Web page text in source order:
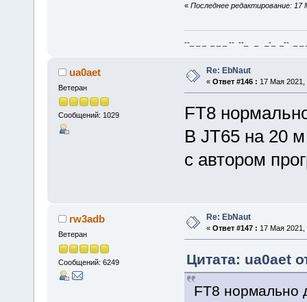
« Последнее редактирование: 17
--_ _ _ _ _ _ -- --_ _ _-_ _-- _ _
ua0aet
Ветеран
Сообщений: 1029
Re: EbNaut
« Ответ #146 : 17 Мая 2021,
FT8
В JT65 на 20
с автором
rw3adb
Ветеран
Сообщений: 6249
Re: EbNaut
« Ответ #147 : 17 Мая 2021,
Цитата: ua0aet
FT8 нормально